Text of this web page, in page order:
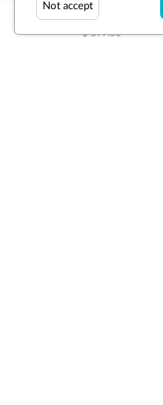
$ 358.05
$ 577.50
Not accept